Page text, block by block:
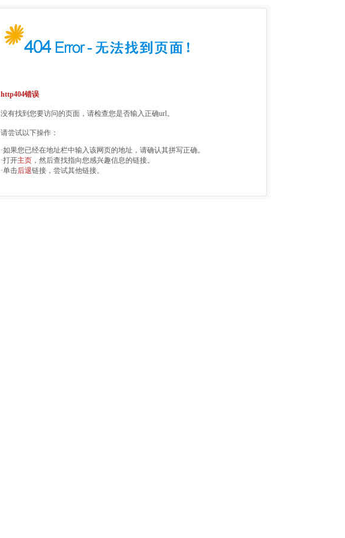
http404错误
没有找到您要访问的页面，请检查您是否输入正确url。
请尝试以下操作：
·如果您已经在地址栏中输入该网页的地址，请确认其拼写正确。
·打开主页 ，然后查找指向您感兴趣信息的链接。
·单击后退链接，尝试其他链接。